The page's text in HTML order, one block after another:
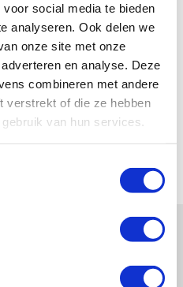
social media te bieden
analyseren. Ook delen we
onze site met onze
en analyse. Deze
combineren met andere
verstrekt of die ze hebben
van hun services.
u verder:
de twee laatste
patiëntenbrochure “Leven
brochure voor huisartsen,